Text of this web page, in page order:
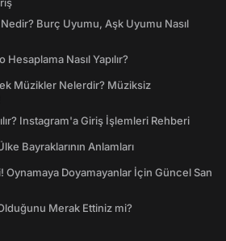
Burç Uyumu, Aşk Uyumu Nasıl
Nasıl Yapılır?
Müzikler Nelerdir? Müziksiz
Instagram'a Giriş İşlemleri Rehberi
Bayraklarının Anlamları
Oynamaya Doyamayanlar İçin Güncel San
Merak Ettiniz mi?